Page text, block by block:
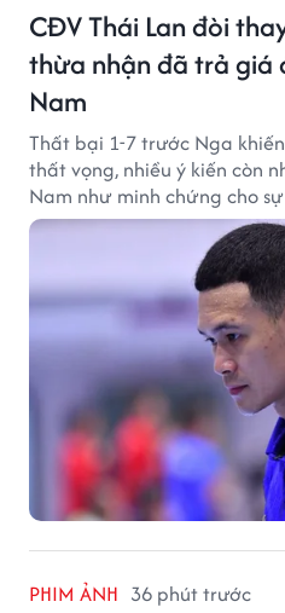
CĐV Thái Lan đòi
thừa nhận đã trả giá
Nam
Thất bại 1-7 trước Nga
thất vọng, nhiều ý kiến còn
Nam như minh chứng cho
PHIM ẢNH 36 phút trước